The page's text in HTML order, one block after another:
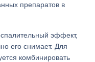
препаратов в
эффект,
его снимает. Для
комбинировать